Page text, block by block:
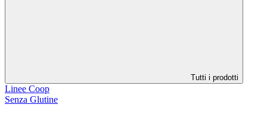
Tutti i prodotti
Linee Coop
Senza Glutine